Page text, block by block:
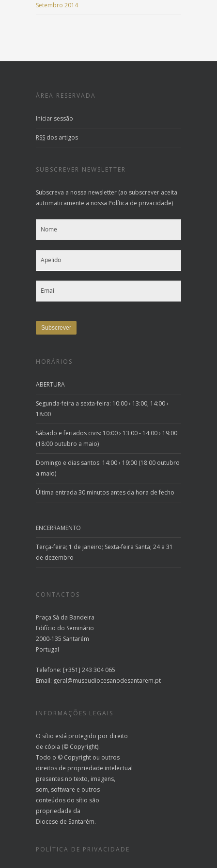
Setembro 2014
ÁREA RESERVADA
Iniciar sessão
RSS dos artigos
SUBSCREVER NEWSLETTER
Subscreva a nossa newsletter (ao subscrever aceita
automaticamente a nossa Política de privacidade)
HORÁRIOS
ABERTURA
Segunda-feira a sexta-feira: 10:00 › 13:00; 14:00 ›
18:00
Sábado e feriados civis: 10:00 › 13:00 - 14:00 › 19:00
(18:00 outubro a maio)
Domingo e dias santos: 14:00 › 19:00 (18:00 outubro
a maio)
Última entrada 30 minutos antes da hora de fecho
ENCERRAMENTO
Terça-feira; 1 de janeiro; Sexta-feira Santa; 24 a 31
de dezembro
CONTACTOS
Praça Sá da Bandeira
Edifício do Seminário
2000-135 Santarém
Portugal
Telefone: [+351] 243 304 065
Email: geral@museudiocesanodesantarem.pt
INFORMAÇÕES LEGAIS
O sítio está protegido por direito
de cópia (© Copyright).
Todo o © Copyright ou outros
direitos de propriedade intelectual
presentes no texto, imagens,
som, software e outros
conteúdos do sítio são
propriedade da
Diocese de Santarém.
POLÍTICA DE PRIVACIDADE